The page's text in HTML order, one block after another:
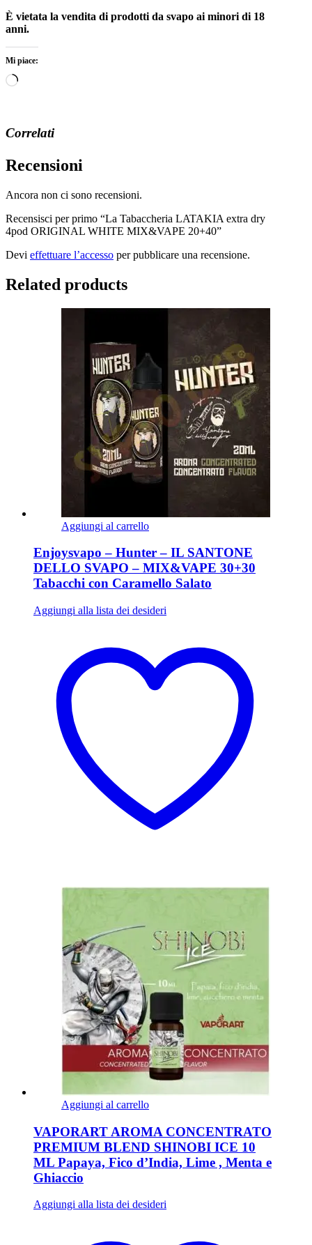
È vietata la vendita di prodotti da svapo ai minori di 18
anni.
Mi piace:
Caricamento
Correlati
Recensioni
Ancora non ci sono recensioni.
Recensisci per primo “La Tabaccheria LATAKIA extra dry
4pod ORIGINAL WHITE MIX&VAPE 20+40”
Devi effettuare l’accesso per pubblicare una recensione.
Related products
Aggiungi al carrello
Enjoysvapo – Hunter – IL SANTONE
DELLO SVAPO – MIX&VAPE 30+30
Tabacchi con Caramello Salato
Aggiungi alla lista dei desideri
Aggiungi al carrello
VAPORART AROMA CONCENTRATO
PREMIUM BLEND SHINOBI ICE 10
ML Papaya, Fico d’India, Lime , Menta e
Ghiaccio
Aggiungi alla lista dei desideri